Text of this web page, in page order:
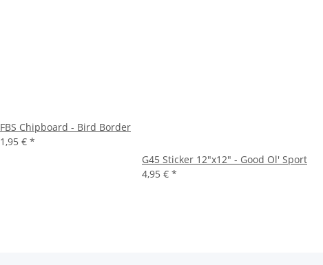
FBS Chipboard - Bird Border
1,95 € *
G45 Sticker 12"x12" - Good Ol' Sport
4,95 € *